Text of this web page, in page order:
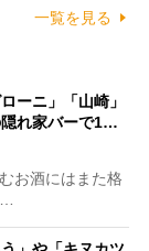
一覧を見る
ーニ」「山崎」
隠れ家バーで1…
お酒にはまた格
…